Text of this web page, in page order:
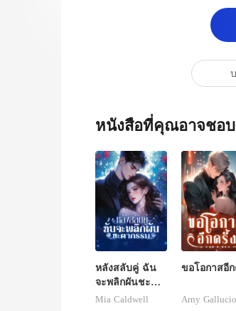
หนังสือที่คุณอาจชอบ
หลังสลับคู่ ฉัน
จะพลิกผันชะตา
กรรม
Mia Caldwell
ขอโอกาสอีก
Arny Gallucio